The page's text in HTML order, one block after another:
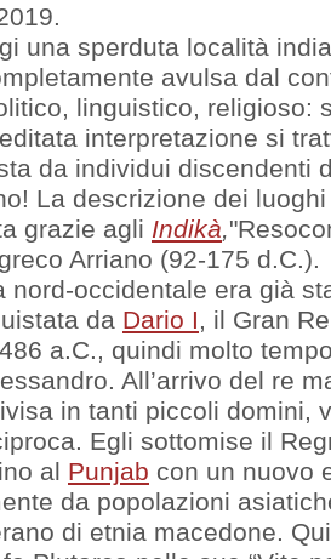
una sperduta località
avulsa dal
linguistico, religioso:
interpretazione si
da individui discendenti
La descrizione dei
grazie agli Indikà,
Arriano (92-175 d.C.).
nord-occidentale era già
da Dario I, il Gran
a.C., quindi molto
All’arrivo del re
in tanti piccoli domini,
Egli sottomise il
al Punjab con un nuovo
da popolazioni
di etnia macedone.